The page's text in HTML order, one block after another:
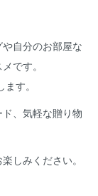
自分のお部屋な
です。
す。
、気軽な贈り物
しみください。